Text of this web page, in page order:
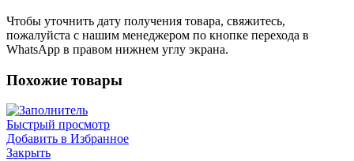
Чтобы уточнить дату получения товара, свяжитесь,
пожалуйста с нашим менеджером по кнопке перехода в
WhatsApp в правом нижнем углу экрана.
Похожие товары
Быстрый просмотр
Добавить в Избранное
Закрыть